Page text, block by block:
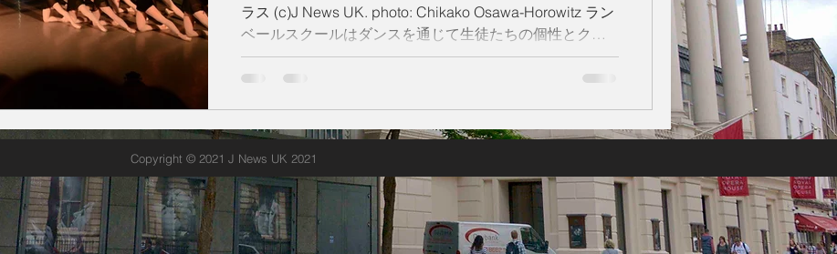
ラス (c)J News UK. photo: Chikako Osawa-Horowitz ラン
ベールスクールはダンスを通じて生徒たちの個性とクリ
エィティブさを最大に生かすことを目的としたクラシッ
クバレエとコンテンポラリー...
Copyright © 2021 J News UK 2021